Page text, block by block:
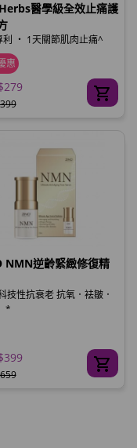
醫學級全效止痛護
利 ‧ 1天關節肌肉止痛^
惠
NMN逆齡緊緻修復精
技性抗衰老 抗氧．袪皺．
*